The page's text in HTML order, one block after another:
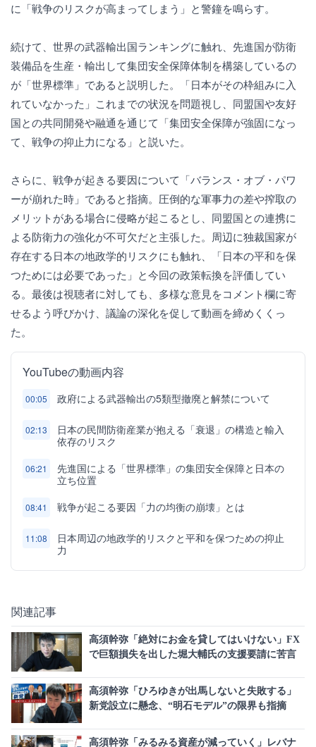
に「戦争のリスクが高まってしまう」と警鐘を鳴らす。
続けて、世界の武器輸出国ランキングに触れ、先進国が防衛
装備品を生産・輸出して集団安全保障体制を構築しているの
が「世界標準」であると説明した。「日本がその枠組みに入
れていなかった」これまでの状況を問題視し、同盟国や友好
国との共同開発や融通を通じて「集団安全保障が強固になっ
て、戦争の抑止力になる」と説いた。
さらに、戦争が起きる要因について「バランス・オブ・パワ
ーが崩れた時」であると指摘。圧倒的な軍事力の差や搾取の
メリットがある場合に侵略が起こるとし、同盟国との連携に
よる防衛力の強化が不可欠だと主張した。周辺に独裁国家が
存在する日本の地政学的リスクにも触れ、「日本の平和を保
つためには必要であった」と今回の政策転換を評価してい
る。最後は視聴者に対しても、多様な意見をコメント欄に寄
せるよう呼びかけ、議論の深化を促して動画を締めくくっ
た。
YouTubeの動画内容
00:05 政府による武器輸出の5類型撤廃と解禁について
02:13
日本の民間防衛産業が抱える「衰退」の構造と輸入
依存のリスク
06:21
先進国による「世界標準」の集団安全保障と日本の
立ち位置
08:41 戦争が起こる要因「力の均衡の崩壊」とは
11:08
日本周辺の地政学的リスクと平和を保つための抑止
力
関連記事
高須幹弥「絶対にお金を貸してはいけない」FX
で巨額損失を出した堀大輔氏の支援要請に苦言
高須幹弥「ひろゆきが出馬しないと失敗する」
新党設立に懸念、“明石モデル”の限界も指摘
高須幹弥「みるみる資産が減っていく」レバナ